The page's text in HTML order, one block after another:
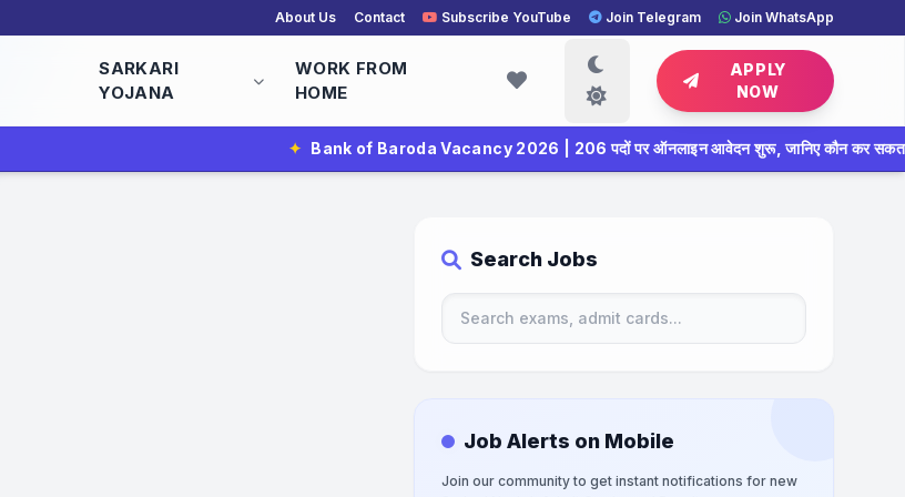
About Us Contact Subscribe YouTube Join Telegram Join WhatsApp
SARKARI
YOJANA
WORK FROM
HOME
APPLY
NOW
Bank of Baroda Vacancy 2026 | 206 पदों पर ऑनलाइन आवेदन शुरू, जानिए कौन कर सकता है अप्लाई ✦
Search Jobs
Job Alerts on Mobile
Join our community to get instant notifications for new